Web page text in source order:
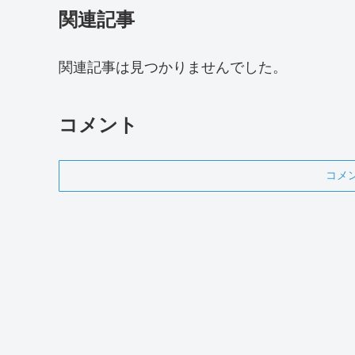
関連記事
関連記事は見つかりませんでした。
コメント
コメ